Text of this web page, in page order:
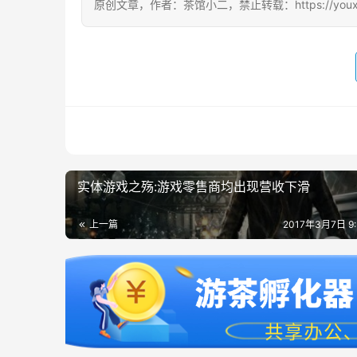
原创文章，作者：茶馆小二，禁止转载：https://
实体游戏之殇:游戏零售商均出现营收下滑
上一篇 2017年3月7日